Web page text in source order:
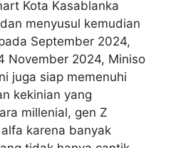
Kota Kasablanka
menyusul kemudian
September 2024,
November 2024, Miniso
juga siap memenuhi
kekinian yang
millenial, gen Z
karena banyak